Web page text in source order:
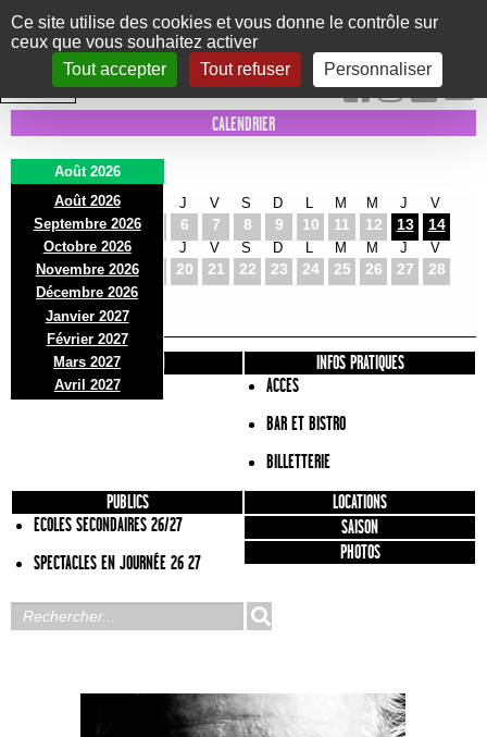
Panneau de gestion des cookies
Ce site utilise des cookies et vous donne le contrôle sur
ceux que vous souhaitez activer
Tout accepter
Tout refuser Personnaliser
Le Marni
CONCERTS DANSE/CIRQUE THÉÂTRE KIDS EXPOS EVENTS
INTRA MUROS
CALENDRIER
Août 2026
Août 2026
Septembre 2026
Octobre 2026
Novembre 2026
Décembre 2026
Janvier 2027
Février 2027
Mars 2027
Avril 2027
D
2
L
3
M
4
J
6
V
7
S
8
D
9 10
M
11
M
12
J
13
V
14
D
16
L
17
M
18
J
20
V
21
S
22
D
23 24
M
25
M
26
J
27
V
28
D
30
L
31
PRÉSENTATION
INFOS PRATIQUES
ACCES
BAR ET BISTRO
BILLETTERIE
PUBLICS
ECOLES SECONDAIRES 26/27
SPECTACLES EN JOURNÉE 26 27
LOCATIONS
SAISON
PHOTOS